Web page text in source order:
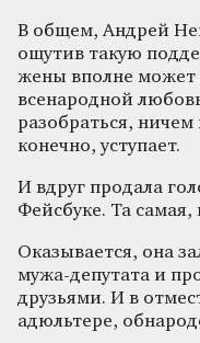
В общем, Андрей
ощутив такую
жены вполне может
всенародной
разобраться, ничем
конечно, уступает.
И вдруг продала
Фейсбуке. Та
Оказывается, она
мужа-депутата и
друзьями. И в
адюльтере,